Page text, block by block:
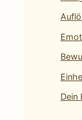
Dein